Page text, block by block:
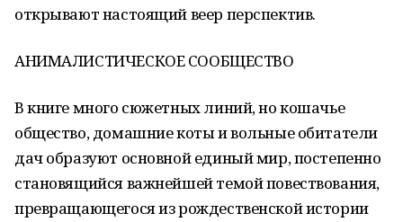
открывают настоящий веер перспектив.
АНИМАЛИСТИЧЕСКОЕ СООБЩЕСТВО
В книге много сюжетных линий, но кошачье
общество, домашние коты и вольные обитатели
дач образуют основной единый мир, постепенно
становящийся важнейшей темой повествования,
превращающегося из рождественской истории